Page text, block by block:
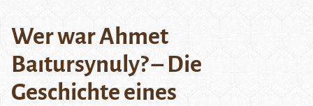
Wer war Ahmet
Baıtursynuly? – Die
Geschichte eines